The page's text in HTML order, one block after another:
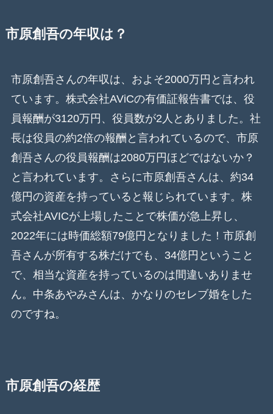
市原創吾の年収は？
市原創吾さんの年収は、およそ2000万円と言われ
ています。株式会社AViCの有価証報告書では、役
員報酬が3120万円、役員数が2人とありました。社
長は役員の約2倍の報酬と言われているので、市原
創吾さんの役員報酬は2080万円ほどではないか？
と言われています。さらに市原創吾さんは、約34
億円の資産を持っていると報じられています。株
式会社AVICが上場したことで株価が急上昇し、
2022年には時価総額79億円となりました！市原創
吾さんが所有する株だけでも、34億円ということ
で、相当な資産を持っているのは間違いありませ
ん。中条あやみさんは、かなりのセレブ婚をした
のですね。
市原創吾の経歴